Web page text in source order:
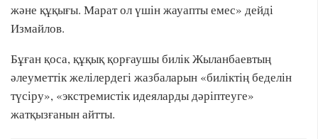
және құқығы. Марат ол үшін жауапты емес» дейді
Измайлов.
Бұған қоса, құқық қорғаушы билік Жыланбаевтың
әлеуметтік желілердегі жазбаларын «биліктің беделін
түсіру», «экстремистік идеяларды дәріптеуге»
жатқызғанын айтты.